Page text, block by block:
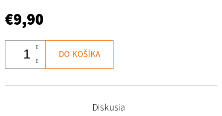
€9,90
DO KOŠÍKA
Diskusia